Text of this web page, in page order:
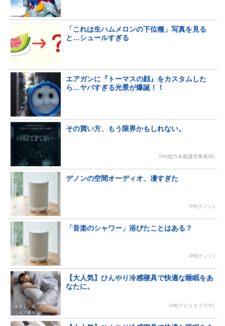
「これは生ハムメロンの下位種」写真を見る
と…シュールすぎる
エアガンに『トーマスの顔』をカスタムした
ら…ヤバすぎる光景が爆誕！！
その買い方、もう限界かもしれない。
PR(他力本願運営事務局)
デノンの空間オーディオ、凄すぎた
PR(デノン)
「音楽のシャワー」浴びたことはある？
PR(デノン)
【大人気】ひんやり冷感寝具で快適な睡眠をあ
なたに。
PR(アイリスプラザ)